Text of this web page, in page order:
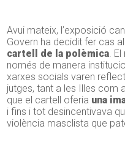
Avui mateix, l’exposició
Govern ha decidit fer cas
cartell de la polèmica.
només de manera
xarxes socials varen
jutges, tant a les Illes com
que el cartell oferia una
i fins i tot desincentivava
violència masclista que